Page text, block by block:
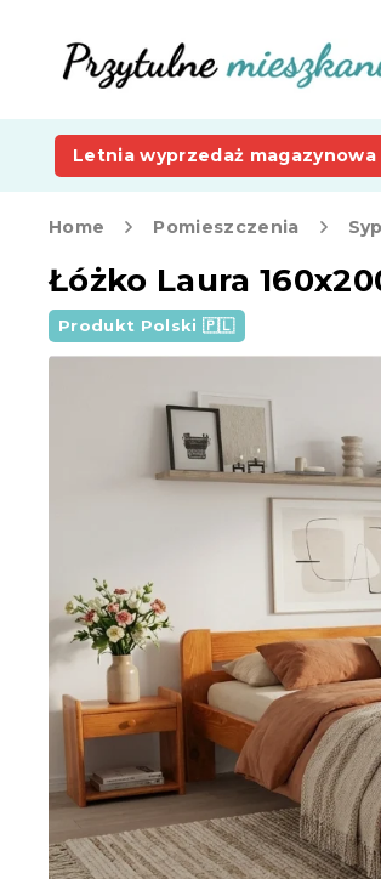
Letnia wyprzedaż magazynowa
Home Pomieszczenia
Łóżko Laura
Produkt Polski 🇵🇱